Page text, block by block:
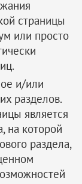
страницы
или просто
и/или
разделов.
является
на которой
раздела,